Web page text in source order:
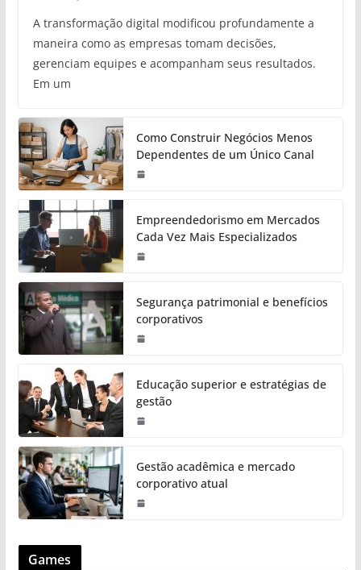
A transformação digital modificou profundamente a
maneira como as empresas tomam decisões,
gerenciam equipes e acompanham seus resultados.
Em um
Como Construir Negócios Menos
Dependentes de um Único Canal
Empreendedorismo em Mercados
Cada Vez Mais Especializados
Segurança patrimonial e benefícios
corporativos
Educação superior e estratégias de
gestão
Gestão acadêmica e mercado
corporativo atual
Games